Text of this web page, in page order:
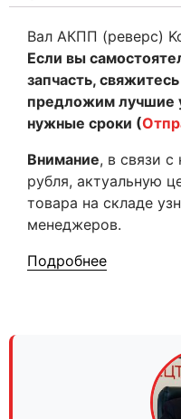
Вал АКПП (реверс)
Если вы
запчасть,
предложим лучшие
нужные сроки (
Внимание, в связи с
рубля, актуальную
товара на складе
менеджеров.
Подробнее